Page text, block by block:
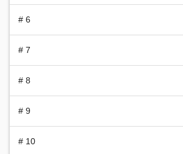
# 6
# 7
# 8
# 9
# 10